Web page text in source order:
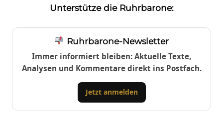
Unterstütze die Ruhrbarone:
Ruhrbarone-Newsletter
Immer informiert bleiben: Aktuelle Texte,
Analysen und Kommentare direkt ins Postfach.
Jetzt anmelden